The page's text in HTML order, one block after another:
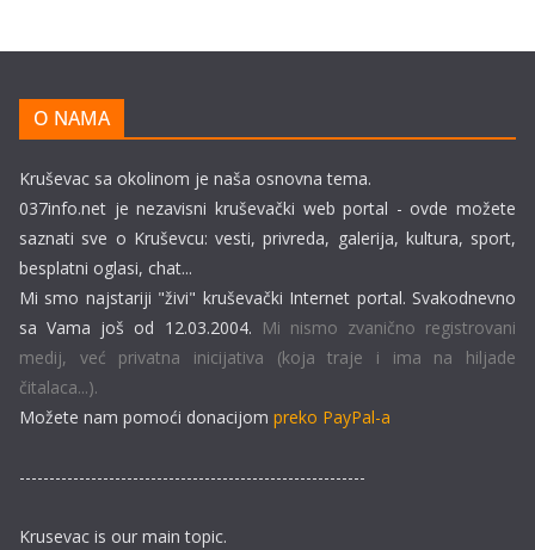
O NAMA
Kruševac sa okolinom je naša osnovna tema.
037info.net je nezavisni kruševački web portal - ovde možete
saznati sve o Kruševcu: vesti, privreda, galerija, kultura, sport,
besplatni oglasi, chat...
Mi smo najstariji "živi" kruševački Internet portal. Svakodnevno
sa Vama još od 12.03.2004. Mi nismo zvanično registrovani
medij, već privatna inicijativa (koja traje i ima na hiljade
čitalaca...).
Možete nam pomoći donacijom preko PayPal-a
----------------------------------------------------------
Krusevac is our main topic.